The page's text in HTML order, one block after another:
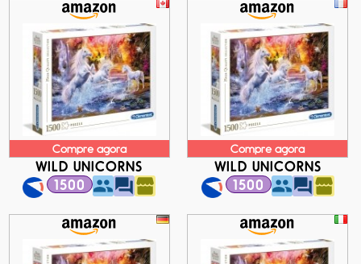
Compre agora
WILD UNICORNS
1500
Compre agora
WILD UNICORNS
1500